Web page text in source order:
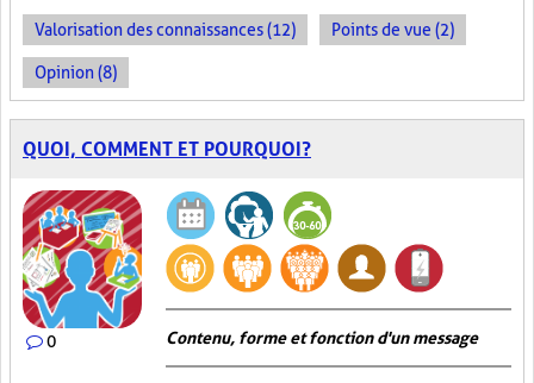
Valorisation des connaissances (12) Points de vue (2)
Opinion (8)
QUOI, COMMENT ET POURQUOI?
0 Contenu, forme et fonction d'un message